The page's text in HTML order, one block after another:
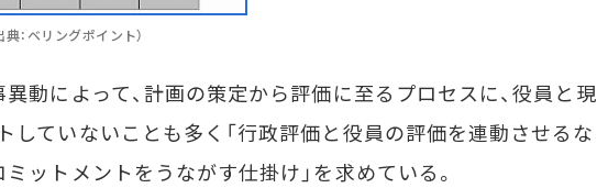
：ベリングポイント）
動によって、計画の策定から評価に至るプロセスに、役員と現
していないことも多く「行政評価と役員の評価を連動させるな
ミットメントをうながす仕掛け」を求めている。